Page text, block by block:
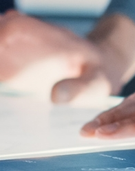
愿景及
服务范畴
组织架
组织架
董事局
研究顾
可获授
应用于
重点项
研发重
资助计
资助计
税务优
申请
评审
LSCM 动
业界活动
奖项
新闻中
媒体报
新闻稿
登记会
会员列
会员登